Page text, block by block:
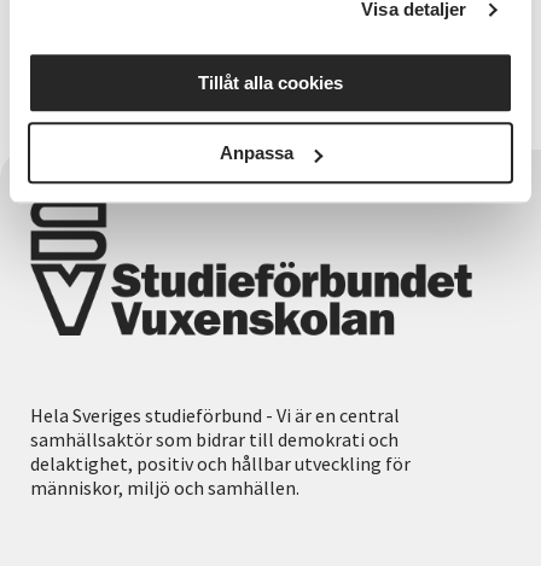
Visa detaljer
Tillåt alla cookies
Anpassa
Hela Sveriges studieförbund - Vi är en central
samhällsaktör som bidrar till demokrati och
delaktighet, positiv och hållbar utveckling för
människor, miljö och samhällen.